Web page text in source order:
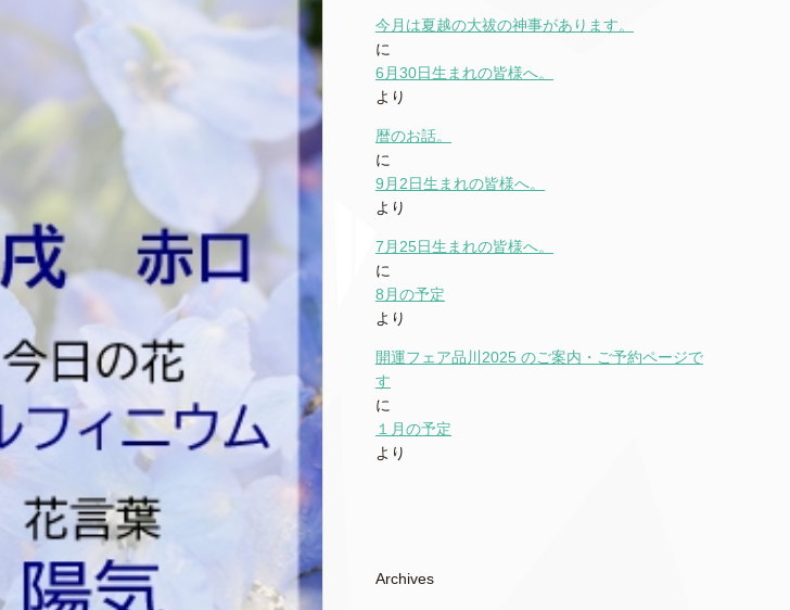
今月は夏越の大祓の神事があります。
に
6月30日生まれの皆様へ。
より
暦のお話。
に
9月2日生まれの皆様へ。
より
7月25日生まれの皆様へ。
に
8月の予定
より
開運フェア品川2025 のご案内・ご予約ページで
す
に
１月の予定
より
Archives